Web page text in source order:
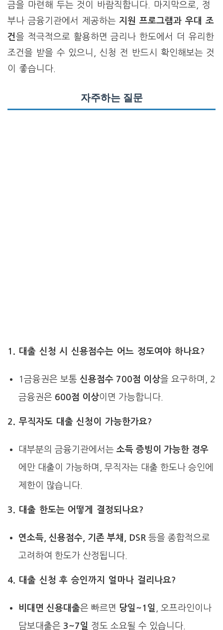
금을 마련해 두는 것이 바람직합니다. 마지막으로, 정
부나 금융기관에서 제공하는 지원 프로그램과 우대 조
건을 적극적으로 활용하면 금리나 한도에서 더 유리한
조건을 받을 수 있으니, 신청 전 반드시 확인해보는 것
이 좋습니다.
자주하는 질문
1. 대출 신청 시 신용점수는 어느 정도여야 하나요?
1금융권은 보통 신용점수 700점 이상을 요구하며, 2
금융권은 600점 이상이면 가능합니다.
2. 무직자도 대출 신청이 가능한가요?
대부분의 금융기관에서는 소득 증빙이 가능한 경우
에만 대출이 가능하며, 무직자는 대출 한도나 승인에
제한이 많습니다.
3. 대출 한도는 어떻게 결정되나요?
연소득, 신용점수, 기존 부채, DSR등을 종합적으로
고려하여 한도가 산정됩니다.
4. 대출 신청 후 승인까지 얼마나 걸리나요?
비대면 신용대출은 빠르면 당일~1일
, 오프라인이나
담보대출은 3~7일 정도 소요될 수 있습니다.